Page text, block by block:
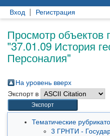
Вход Регистрация
Просмотр объектов
"37.01.09 История
Персоналия"
На уровень вверх
Экспорт в
Тематические
3 ГРНТИ -